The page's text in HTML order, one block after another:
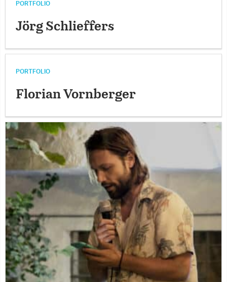
PORTFOLIO
Jörg Schlieffers
PORTFOLIO
Florian Vornberger